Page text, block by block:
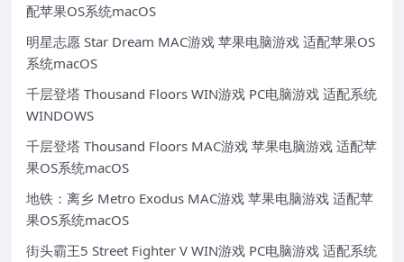
配苹果OS系统macOS
明星志愿 Star Dream MAC游戏 苹果电脑游戏 适配苹果OS
系统macOS
千层登塔 Thousand Floors WIN游戏 PC电脑游戏 适配系统
WINDOWS
千层登塔 Thousand Floors MAC游戏 苹果电脑游戏 适配苹
果OS系统macOS
地铁：离乡 Metro Exodus MAC游戏 苹果电脑游戏 适配苹
果OS系统macOS
街头霸王5 Street Fighter V WIN游戏 PC电脑游戏 适配系统